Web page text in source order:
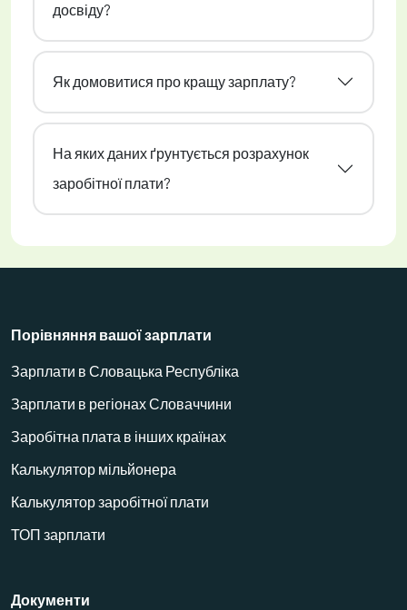
досвіду?
Як домовитися про кращу зарплату?
На яких даних ґрунтується розрахунок
заробітної плати?
Порівняння вашої зарплати
Зарплати в Словацька Республіка
Зарплати в регіонах Словаччини
Заробітна плата в інших країнах
Калькулятор мільйонера
Калькулятор заробітної плати
ТОП зарплати
Документи